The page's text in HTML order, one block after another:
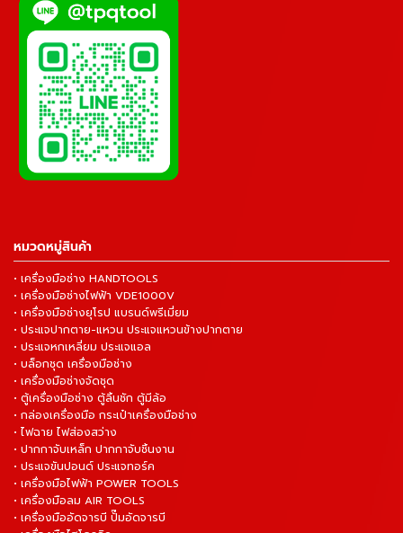
หมวดหมู่สินค้า
• เครื่องมือช่าง HANDTOOLS
• เครื่องมือช่างไฟฟ้า VDE1000V
• เครื่องมือช่างยุโรป แบรนด์พรีเมี่ยม
• ประแจปากตาย-แหวน ประแจแหวนข้างปากตาย
• ประแจหกเหลี่ยม ประแจแอล
• บล็อกชุด เครื่องมือช่าง
• เครื่องมือช่างจัดชุด
• ตู้เครื่องมือช่าง ตู้ลิ้นชัก ตู้มีล้อ
• กล่องเครื่องมือ กระเป๋าเครื่องมือช่าง
• ไฟฉาย ไฟส่องสว่าง
• ปากกาจับเหล็ก ปากกาจับชิ้นงาน
• ประแจขันปอนด์ ประแจทอร์ค
• เครื่องมือไฟฟ้า POWER TOOLS
• เครื่องมือลม AIR TOOLS
• เครื่องมืออัดจารบี ปั๊มอัดจารบี